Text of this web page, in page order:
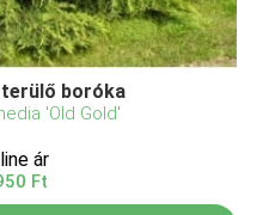
boróka
'Old Gold'
ár
Ft